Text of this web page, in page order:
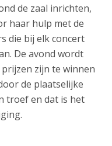
de zaal inrichten,
haar hulp met de
die bij elk concert
De avond wordt
zijn te winnen
de plaatselijke
troef en dat is het